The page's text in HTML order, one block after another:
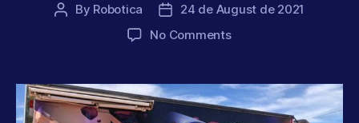
Post
By Robotica
Post
date
24 de August de 2021
No Commentson